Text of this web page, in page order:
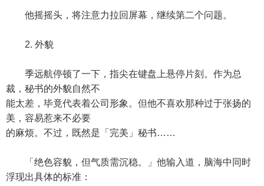
他摇摇头，将注意力拉回屏幕，继续第二个问题。
2. 外貌
季远航停顿了一下，指尖在键盘上悬停片刻。作为总
裁，秘书的外貌自然不
能太差，毕竟代表着公司形象。但他不喜欢那种过于张扬的
美，容易惹来不必要
的麻烦。不过，既然是「完美」秘书……
「绝色容貌，但气质需沉稳。」他输入道，脑海中同时
浮现出具体的标准：